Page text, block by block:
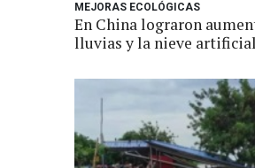
MEJORAS ECOLÓGICAS
En China lograron
lluvias y la nieve artificial